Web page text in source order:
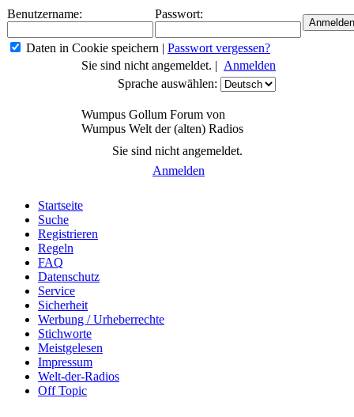
Benutzername: Passwort:
Daten in Cookie speichern | Passwort vergessen?
Sie sind nicht angemeldet. | Anmelden
Sprache auswählen:
Wumpus Gollum Forum von
Wumpus Welt der (alten) Radios
Sie sind nicht angemeldet.
Anmelden
Startseite
Suche
Registrieren
Regeln
FAQ
Datenschutz
Service
Sicherheit
Werbung / Urheberrechte
Stichworte
Meistgelesen
Impressum
Welt-der-Radios
Off Topic